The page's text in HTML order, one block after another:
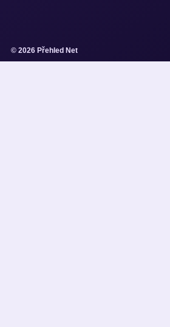
© 2026 Přehled Net